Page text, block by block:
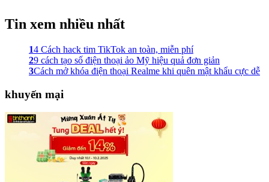
Tin xem nhiều nhất
14 Cách hack tim TikTok an toàn, miễn phí
29 cách tạo số điện thoại ảo Mỹ hiệu quả đơn giản
3Cách mở khóa điện thoại Realme khi quên mật khẩu cực dễ
khuyến mại